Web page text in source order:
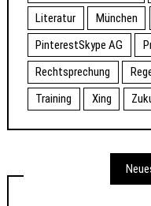
Literatur
München
PinterestSkype AG
Rechtsprechung
Training
Xing